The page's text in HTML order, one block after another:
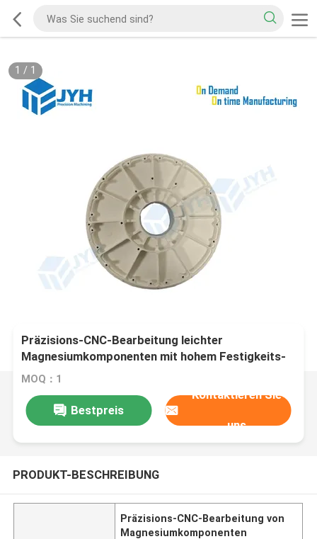
1 / 1
Präzisions-CNC-Bearbeitung leichter
Magnesiumkomponenten mit hohem Festigkeits-
Gewichtsverhältnis und überlegener
MOQ：1
Bestpreis
Kontaktieren Sie
uns
PRODUKT-BESCHREIBUNG
Präzisions-CNC-Bearbeitung von
Magnesiumkomponenten